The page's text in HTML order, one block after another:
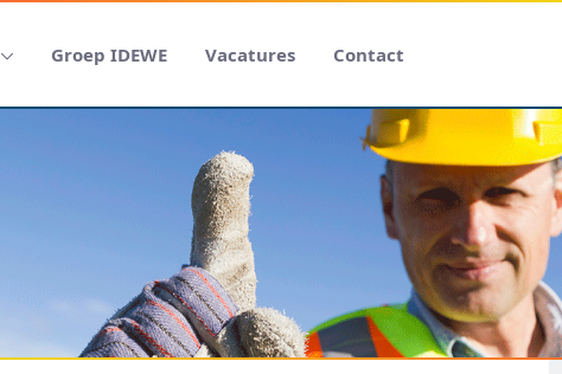
Groep IDEWE Vacatures Contact